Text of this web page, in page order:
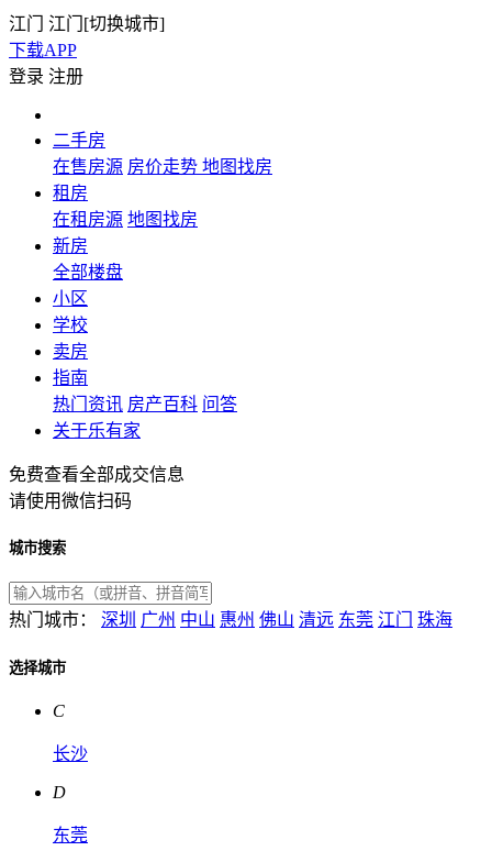
江门 江门[切换城市]
下载APP
登录 注册
二手房
在售房源 房价走势 地图找房
租房
在租房源 地图找房
新房
全部楼盘
小区
学校
卖房
指南
热门资讯 房产百科 问答
关于乐有家
免费查看全部成交信息
请使用微信扫码
城市搜索
热门城市： 深圳 广州 中山 惠州 佛山 清远 东莞 江门 珠海
选择城市
C
长沙
D
东莞